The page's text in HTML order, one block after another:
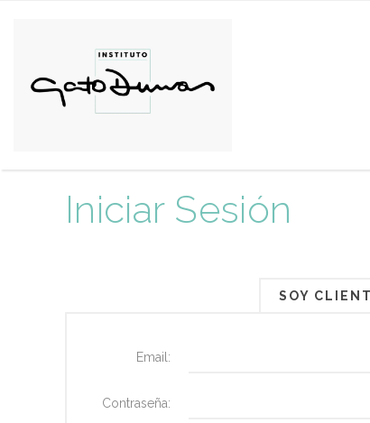
Iniciar Sesión
SOY
Email:
Contraseña: